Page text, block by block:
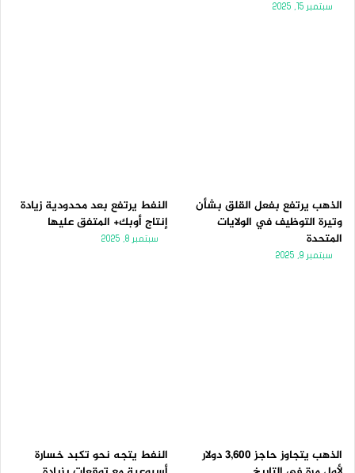
سبتمبر 15, 2025
الذهب يرتفع بفعل القلق بشأن
وتيرة التوظيف في الولايات
المتحدة
سبتمبر 9, 2025
النفط يرتفع بعد محدودية زيادة
إنتاج أوبك+ المتفق عليها
سبتمبر 8, 2025
الذهب يتجاوز حاجز 3,600 دولار
النفط يتجه نحو تكبد خسارة